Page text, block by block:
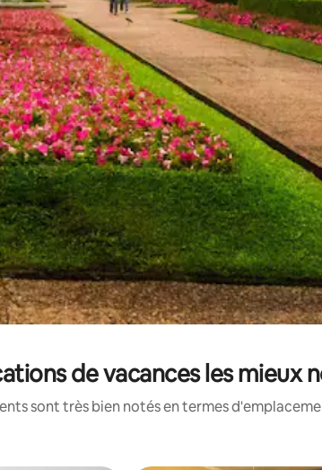
vers le bas pour les parcourir ou en appuyant et en
de vacances les mieux
sont très bien notés en termes